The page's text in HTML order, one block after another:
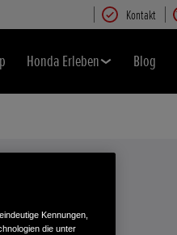
Kontakt
Honda Erleben Blog
Kennungen,
die unter